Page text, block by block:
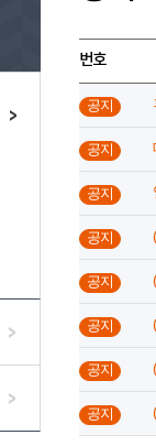
번호
공지
공지
공지
공지
공지
공지
공지
공지